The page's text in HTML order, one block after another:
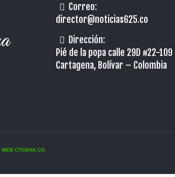
Correo:
director@noticias625.co
Dirección:
Pié de la popa calle 29D #22-109
Cartagena, Bolívar – Colombia
WEB CTGENA.CO